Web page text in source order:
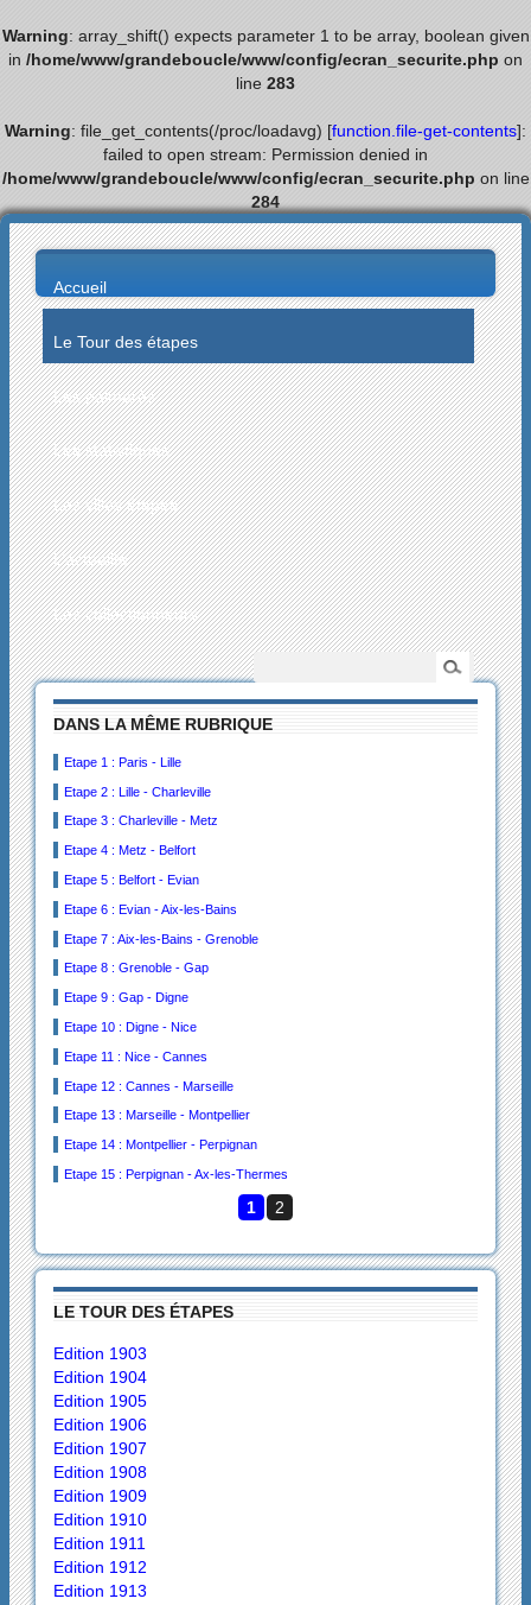
Warning: array_shift() expects parameter 1 to be array, boolean given
in /home/www/grandeboucle/www/config/ecran_securite.php on
line 283
Warning: file_get_contents(/proc/loadavg) [function.file-get-contents]:
failed to open stream: Permission denied in
/home/www/grandeboucle/www/config/ecran_securite.php on line
284
Accueil
Le Tour des étapes
Les palmarès
Les statistiques
Les villes étapes
L’actualité
Les collectionneurs
DANS LA MÊME RUBRIQUE
Etape 1 : Paris - Lille
Etape 2 : Lille - Charleville
Etape 3 : Charleville - Metz
Etape 4 : Metz - Belfort
Etape 5 : Belfort - Evian
Etape 6 : Evian - Aix-les-Bains
Etape 7 : Aix-les-Bains - Grenoble
Etape 8 : Grenoble - Gap
Etape 9 : Gap - Digne
Etape 10 : Digne - Nice
Etape 11 : Nice - Cannes
Etape 12 : Cannes - Marseille
Etape 13 : Marseille - Montpellier
Etape 14 : Montpellier - Perpignan
Etape 15 : Perpignan - Ax-les-Thermes
1 2
LE TOUR DES ÉTAPES
Edition 1903
Edition 1904
Edition 1905
Edition 1906
Edition 1907
Edition 1908
Edition 1909
Edition 1910
Edition 1911
Edition 1912
Edition 1913